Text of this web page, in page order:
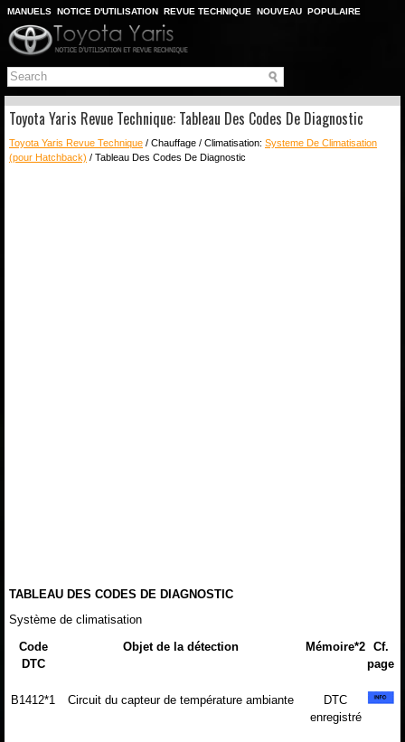
MANUELS NOTICE D'UTILISATION REVUE TECHNIQUE NOUVEAU POPULAIRE
PLAN DU SITE
CHERCHER
Toyota Yaris Revue Technique: Tableau Des Codes De Diagnostic
Toyota Yaris Revue Technique / Chauffage / Climatisation: Systeme De Climatisation
(pour Hatchback) / Tableau Des Codes De Diagnostic
TABLEAU DES CODES DE DIAGNOSTIC
Système de climatisation
Code
DTC
Objet de la détection Mémoire*2 Cf.
page
B1412*1 Circuit du capteur de température ambiante
DTC
enregistré